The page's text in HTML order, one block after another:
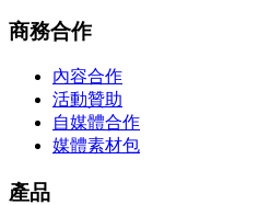
商務合作
內容合作
活動贊助
自媒體合作
媒體素材包
產品